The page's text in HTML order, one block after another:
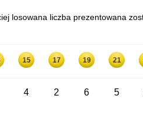
losowana liczba prezentowana
15 17 19 21
4 2 6 5